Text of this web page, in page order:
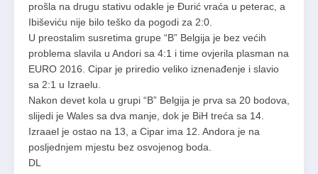
prošla na drugu stativu odakle je Đurić vraća u peterac, a
Ibiševiću nije bilo teško da pogodi za 2:0.
U preostalim susretima grupe “B” Belgija je bez većih
problema slavila u Andori sa 4:1 i time ovjerila plasman na
EURO 2016. Cipar je priredio veliko iznenađenje i slavio
sa 2:1 u Izraelu.
Nakon devet kola u grupi “B” Belgija je prva sa 20 bodova,
slijedi je Wales sa dva manje, dok je BiH treća sa 14.
Izraael je ostao na 13, a Cipar ima 12. Andora je na
posljednjem mjestu bez osvojenog boda.
DL